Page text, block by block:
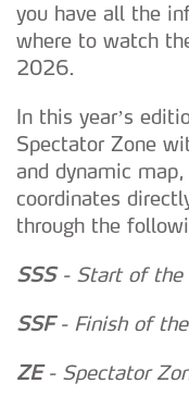
you have all the
where to watch
2026.
In this year’s
Spectator Zone
and dynamic
coordinates
through the
SSS - Start of the
SSF- Finish of
ZE- Spectator